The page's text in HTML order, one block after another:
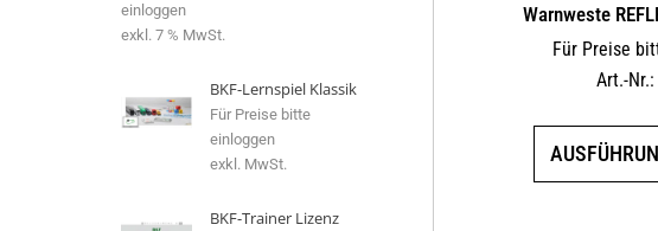
Warnweste
Für Preise
Art.-
einloggen
exkl. 7 % MwSt.
BKF-Lernspiel Klassik
Für Preise bitte
einloggen
exkl. MwSt.
BKF-Trainer Lizenz